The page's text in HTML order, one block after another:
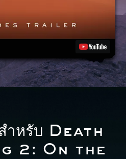
สำหรับ Death
2: On the